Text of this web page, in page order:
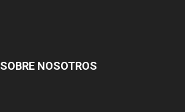
SOBRE NOSOTROS